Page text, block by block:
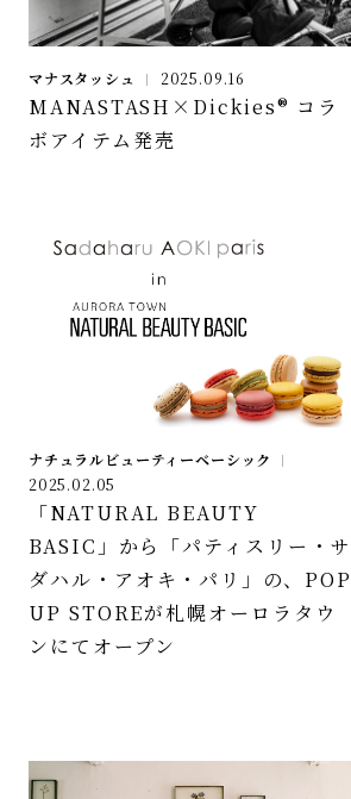
マナスタッシュ 2025.09.16
MANASTASH×Dickies® コラ
ボアイテム発売
ナチュラルビューティーベーシック
2025.02.05
「NATURAL BEAUTY
BASIC」から「パティスリー・サ
ダハル・アオキ・パリ」の、POP
UP STOREが札幌オーロラタウ
ンにてオープン